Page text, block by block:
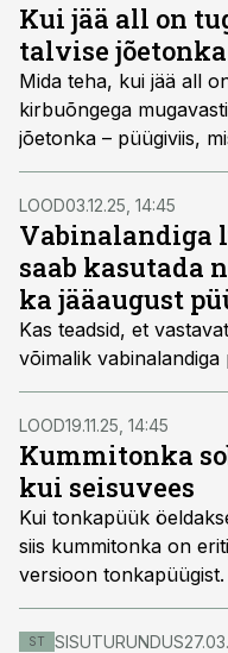
Kui jää all on
talvise
Mida teha, kui jää all
kirbuõngega
jõetonka – püügiviis,
näiteks Pärnu jõe
särge, nurgu jmt
LOOD03.12.25, 14:45
Vabinalandiga
saab kasutada
ka jääaugust
Kas teadsid, et
võimalik
LOOD19.11.25, 14:45
Kummitonka
kui seisuvees
Kui tonkapüük
siis kummitonka on
versioon tonkapüügist.
ST SISUTURUNDUS